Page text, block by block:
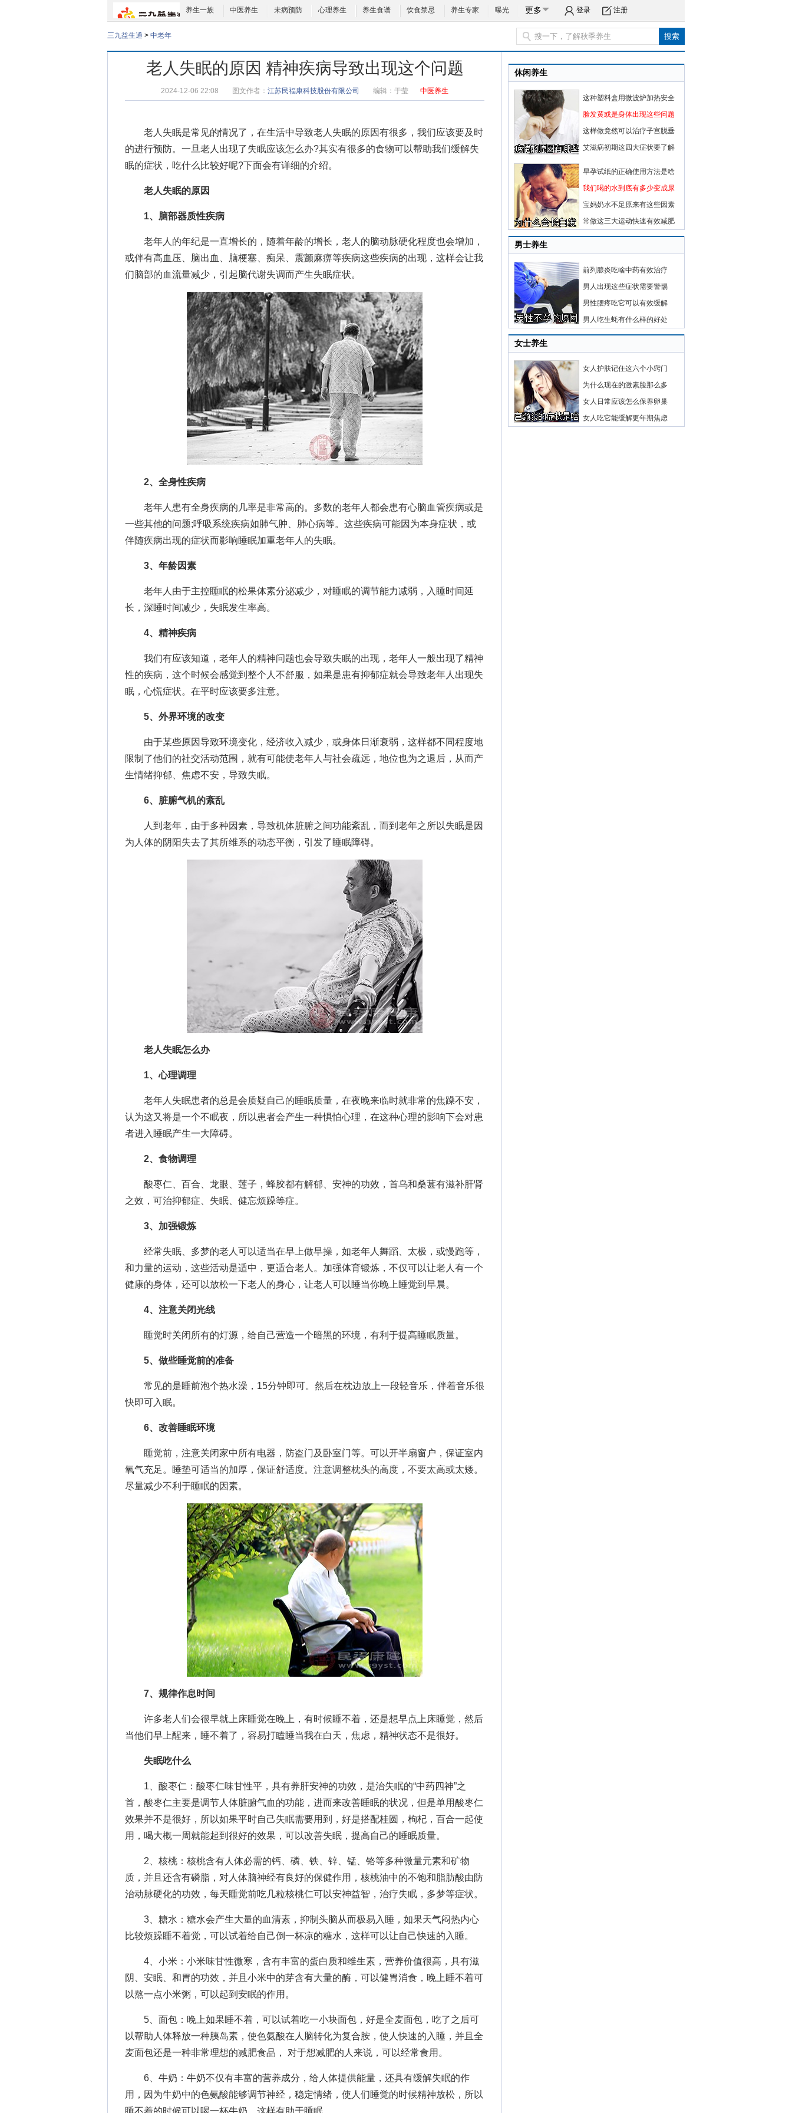
养生一族 中医养生 未病预防 心理养生 养生食谱 饮食禁忌 养生专家 曝光 更多 登录 注册
三九益生通 > 中老年
老人失眠的原因 精神疾病导致出现这个问题
2024-12-06 22:08 图文作者： 江苏民福康科技股份有限公司 编辑： 于莹 中医养生
老人失眠是常见的情况了，在生活中导致老人失眠的原因有很多，我们应该要及时
的进行预防。一旦老人出现了失眠应该怎么办?其实有很多的食物可以帮助我们缓解失
眠的症状，吃什么比较好呢?下面会有详细的介绍。
老人失眠的原因
1、脑部器质性疾病
老年人的年纪是一直增长的，随着年龄的增长，老人的脑动脉硬化程度也会增加，
或伴有高血压、脑出血、脑梗塞、痴呆、震颤麻痹等疾病这些疾病的出现，这样会让我
们脑部的血流量减少，引起脑代谢失调而产生失眠症状。
2、全身性疾病
老年人患有全身疾病的几率是非常高的。多数的老年人都会患有心脑血管疾病或是
一些其他的问题;呼吸系统疾病如肺气肿、肺心病等。这些疾病可能因为本身症状，或
伴随疾病出现的症状而影响睡眠加重老年人的失眠。
3、年龄因素
老年人由于主控睡眠的松果体素分泌减少，对睡眠的调节能力减弱，入睡时间延
长，深睡时间减少，失眠发生率高。
4、精神疾病
我们有应该知道，老年人的精神问题也会导致失眠的出现，老年人一般出现了精神
性的疾病，这个时候会感觉到整个人不舒服，如果是患有抑郁症就会导致老年人出现失
眠，心慌症状。在平时应该要多注意。
5、外界环境的改变
由于某些原因导致环境变化，经济收入减少，或身体日渐衰弱，这样都不同程度地
限制了他们的社交活动范围，就有可能使老年人与社会疏远，地位也为之退后，从而产
生情绪抑郁、焦虑不安，导致失眠。
6、脏腑气机的紊乱
人到老年，由于多种因素，导致机体脏腑之间功能紊乱，而到老年之所以失眠是因
为人体的阴阳失去了其所维系的动态平衡，引发了睡眠障碍。
老人失眠怎么办
1、心理调理
老年人失眠患者的总是会质疑自己的睡眠质量，在夜晚来临时就非常的焦躁不安，
认为这又将是一个不眠夜，所以患者会产生一种惧怕心理，在这种心理的影响下会对患
者进入睡眠产生一大障碍。
2、食物调理
酸枣仁、百合、龙眼、莲子，蜂胶都有解郁、安神的功效，首乌和桑葚有滋补肝肾
之效，可治抑郁症、失眠、健忘烦躁等症。
3、加强锻炼
经常失眠、多梦的老人可以适当在早上做早操，如老年人舞蹈、太极，或慢跑等，
和力量的运动，这些活动是适中，更适合老人。加强体育锻炼，不仅可以让老人有一个
健康的身体，还可以放松一下老人的身心，让老人可以睡当你晚上睡觉到早晨。
4、注意关闭光线
睡觉时关闭所有的灯源，给自己营造一个暗黑的环境，有利于提高睡眠质量。
5、做些睡觉前的准备
常见的是睡前泡个热水澡，15分钟即可。然后在枕边放上一段轻音乐，伴着音乐很
快即可入眠。
6、改善睡眠环境
睡觉前，注意关闭家中所有电器，防盗门及卧室门等。可以开半扇窗户，保证室内
氧气充足。睡垫可适当的加厚，保证舒适度。注意调整枕头的高度，不要太高或太矮。
尽量减少不利于睡眠的因素。
7、规律作息时间
许多老人们会很早就上床睡觉在晚上，有时候睡不着，还是想早点上床睡觉，然后
当他们早上醒来，睡不着了，容易打瞌睡当我在白天，焦虑，精神状态不是很好。
失眠吃什么
1、酸枣仁：酸枣仁味甘性平，具有养肝安神的功效，是治失眠的“中药四神”之
首，酸枣仁主要是调节人体脏腑气血的功能，进而来改善睡眠的状况，但是单用酸枣仁
效果并不是很好，所以如果平时自己失眠需要用到，好是搭配桂圆，枸杞，百合一起使
用，喝大概一周就能起到很好的效果，可以改善失眠，提高自己的睡眠质量。
2、核桃：核桃含有人体必需的钙、磷、铁、锌、锰、铬等多种微量元素和矿物
质，并且还含有磷脂，对人体脑神经有良好的保健作用，核桃油中的不饱和脂肪酸由防
治动脉硬化的功效，每天睡觉前吃几粒核桃仁可以安神益智，治疗失眠，多梦等症状。
3、糖水：糖水会产生大量的血清素，抑制头脑从而极易入睡，如果天气闷热内心
比较烦躁睡不着觉，可以试着给自己倒一杯凉的糖水，这样可以让自己快速的入睡。
4、小米：小米味甘性微寒，含有丰富的蛋白质和维生素，营养价值很高，具有滋
阴、安眠、和胃的功效，并且小米中的芽含有大量的酶，可以健胃消食，晚上睡不着可
以熬一点小米粥，可以起到安眠的作用。
5、面包：晚上如果睡不着，可以试着吃一小块面包，好是全麦面包，吃了之后可
以帮助人体释放一种胰岛素，使色氨酸在人脑转化为复合胺，使人快速的入睡，并且全
麦面包还是一种非常理想的减肥食品， 对于想减肥的人来说，可以经常食用。
6、牛奶：牛奶不仅有丰富的营养成分，给人体提供能量，还具有缓解失眠的作
用，因为牛奶中的色氨酸能够调节神经，稳定情绪，使人们睡觉的时候精神放松，所以
睡不着的时候可以喝一杯牛奶，这样有助于睡眠。
休闲养生
这种塑料盒用微波炉加热安全
脸发黄或是身体出现这些问题
这样做竟然可以治疗子宫脱垂
艾滋病初期这四大症状要了解
早孕试纸的正确使用方法是啥
我们喝的水到底有多少变成尿
宝妈奶水不足原来有这些因素
常做这三大运动快速有效减肥
男士养生
前列腺炎吃啥中药有效治疗
男人出现这些症状需要警惕
男性腰疼吃它可以有效缓解
男人吃生蚝有什么样的好处
女士养生
女人护肤记住这六个小窍门
为什么现在的激素脸那么多
女人日常应该怎么保养卵巢
女人吃它能缓解更年期焦虑